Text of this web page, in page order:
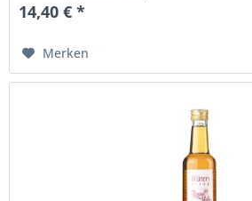
14,40 € *
Merken